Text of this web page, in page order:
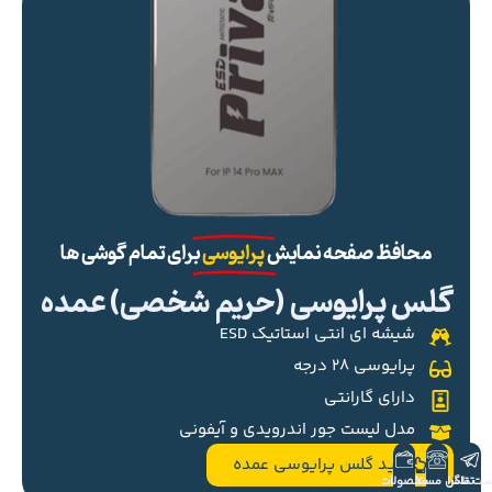
محافظ صفحه نمایشپرایوسیبرای تمام گوشی ها
گلس پرایوسی (حریم شخصی) عمده
شیشه ای انتی استاتیک ESD
پرایوسی ۲۸ درجه
دارای گارانتی
مدل لیست جور اندرویدی و آیفونی
خرید گلس پرایوسی عمده
تلگرام
تماس مستقیم
محصولات